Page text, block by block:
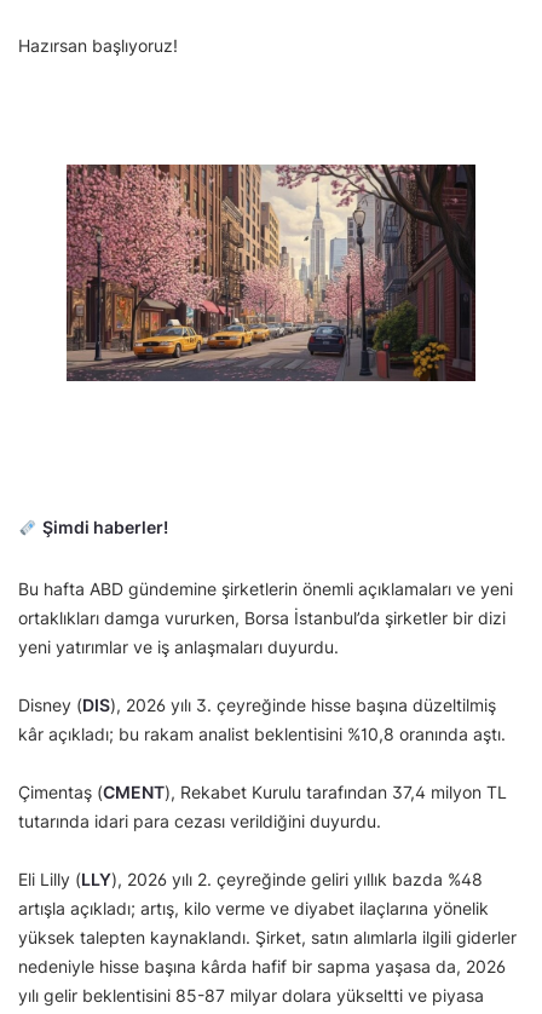
Hazırsan başlıyoruz!
Şimdi haberler!
Bu hafta ABD gündemine şirketlerin önemli açıklamaları ve yeni
ortaklıkları damga vururken, Borsa İstanbul’da şirketler bir dizi
yeni yatırımlar ve iş anlaşmaları duyurdu.
Disney (DIS), 2026 yılı 3. çeyreğinde hisse başına düzeltilmiş
kâr açıkladı; bu rakam analist beklentisini %10,8 oranında aştı.
Çimentaş (CMENT), Rekabet Kurulu tarafından 37,4 milyon TL
tutarında idari para cezası verildiğini duyurdu.
Eli Lilly (LLY), 2026 yılı 2. çeyreğinde geliri yıllık bazda %48
artışla açıkladı; artış, kilo verme ve diyabet ilaçlarına yönelik
yüksek talepten kaynaklandı. Şirket, satın alımlarla ilgili giderler
nedeniyle hisse başına kârda hafif bir sapma yaşasa da, 2026
yılı gelir beklentisini 85-87 milyar dolara yükseltti ve piyasa